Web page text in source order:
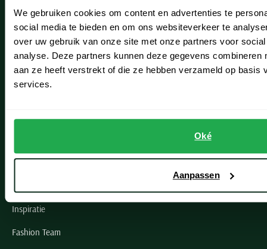
We gebruiken cookies om content en advertenties te
social media te bieden en om ons websiteverkeer te
over uw gebruik van onze site met onze partners voor
analyse. Deze partners kunnen deze gegevens combineren
aan ze heeft verstrekt of die ze hebben verzameld op basis
services.
Oké
Aanpassen
Lisse
Noordwijk
Oegstgeest
Openingstijden winkels
Paul & Shark specialist
Inspiratie
Fashion Team